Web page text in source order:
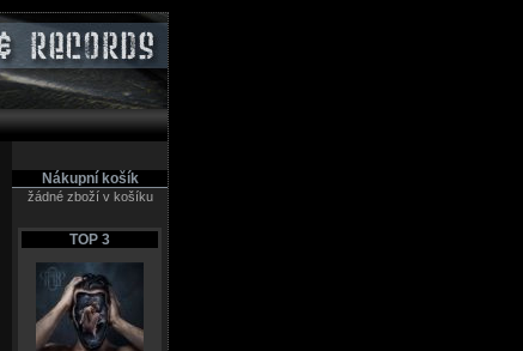
Nákupní košík
žádné zboží v košíku
TOP 3